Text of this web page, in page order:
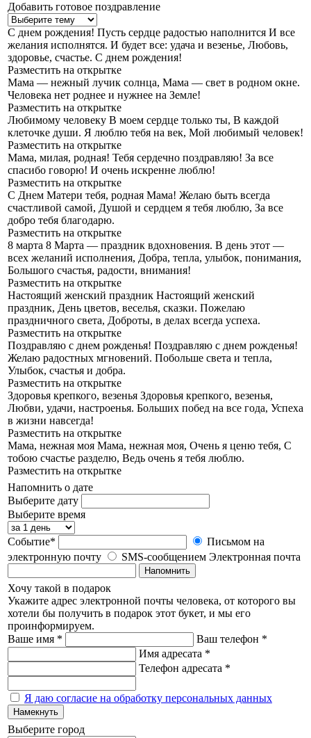
Добавить готовое поздравление
С днем рождения! Пусть сердце радостью наполнится И все
желания исполнятся. И будет все: удача и везенье, Любовь,
здоровье, счастье. С днем рождения!
Разместить на открытке
Мама — нежный лучик солнца, Мама — свет в родном окне.
Человека нет роднее и нужнее на Земле!
Разместить на открытке
Любимому человеку В моем сердце только ты, В каждой
клеточке души. Я люблю тебя на век, Мой любимый человек!
Разместить на открытке
Мама, милая, родная! Тебя сердечно поздравляю! За все
спасибо говорю! И очень искренне люблю!
Разместить на открытке
С Днем Матери тебя, родная Мама! Желаю быть всегда
счастливой самой, Душой и сердцем я тебя люблю, За все
добро тебя благодарю.
Разместить на открытке
8 марта 8 Марта — праздник вдохновения. В день этот —
всех желаний исполнения, Добра, тепла, улыбок, понимания,
Большого счастья, радости, внимания!
Разместить на открытке
Настоящий женский праздник Настоящий женский
праздник, День цветов, веселья, сказки. Пожелаю
праздничного света, Доброты, в делах всегда успеха.
Разместить на открытке
Поздравляю с днем рожденья! Поздравляю с днем рожденья!
Желаю радостных мгновений. Побольше света и тепла,
Улыбок, счастья и добра.
Разместить на открытке
Здоровья крепкого, везенья Здоровья крепкого, везенья,
Любви, удачи, настроенья. Больших побед на все года, Успеха
в жизни навсегда!
Разместить на открытке
Мама, нежная моя Мама, нежная моя, Очень я ценю тебя, С
тобою счастье разделю, Ведь очень я тебя люблю.
Разместить на открытке
Напомнить о дате
Выберите дату
Выберите время
Событие*
Письмом на
электронную почту
SMS-сообщением Электронная почта
Напомнить
Хочу такой в подарок
Укажите адрес электронной почты человека, от которого вы
хотели бы получить в подарок этот букет, и мы его
проинформируем.
Ваше имя *
Ваш телефон *
Имя адресата *
Телефон адресата *
Я даю согласие на обработку персональных данных
Намекнуть
Выберите город